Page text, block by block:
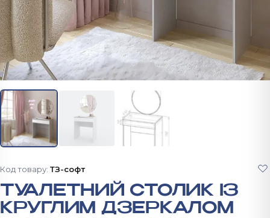
Код товару: ТЗ-софт
ТУАЛЕТНИЙ СТОЛИК ІЗ
КРУГЛИМ ДЗЕРКАЛОМ